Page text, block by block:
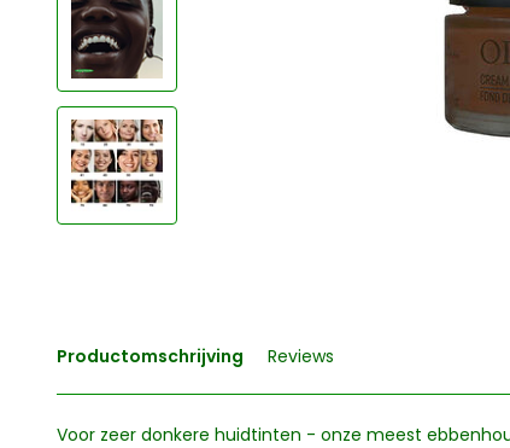
Productomschrijving Reviews
Voor zeer donkere huidtinten - onze meest